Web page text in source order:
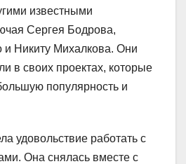
известными
Сергея Бодрова,
и Никиту Михалкова. Они
в своих проектах, которые
популярность и
удовольствие работать с
Она снялась вместе с